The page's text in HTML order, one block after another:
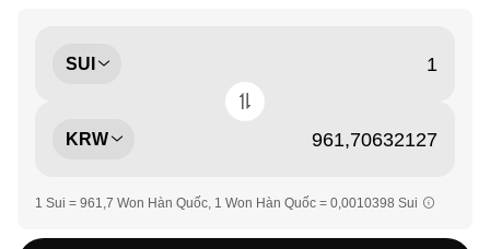
SUI
KRW
1 Sui = 961,7 Won Hàn Quốc, 1 Won Hàn Quốc = 0,0010398 Sui